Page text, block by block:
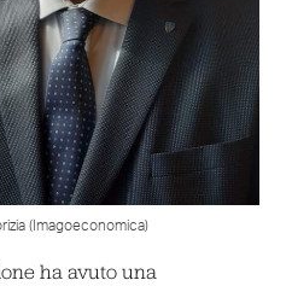
(Imagoeconomica)
ha avuto una